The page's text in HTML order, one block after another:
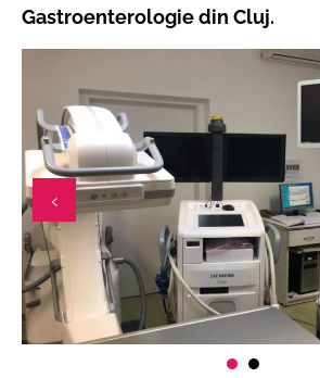
Gastroenterologie din Cluj.